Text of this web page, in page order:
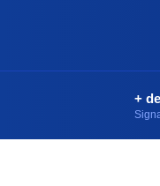
+